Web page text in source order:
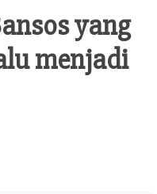
yang
menjadi